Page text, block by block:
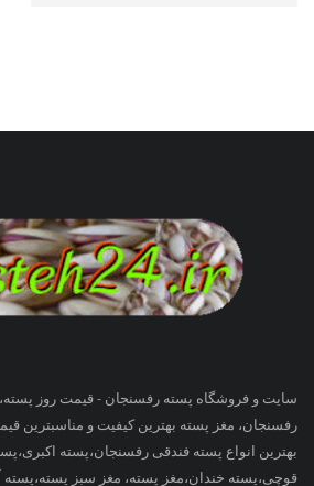
سایت و فروشگاه پسته رفسنجان - قیمت روز
رفسنجان، مغز پسته بهترین کیفیت و
بهترین انواع پسته فندقی رفسنجان،پسته
قوچی،پسته خندان،مغز پسته، مغز سبز